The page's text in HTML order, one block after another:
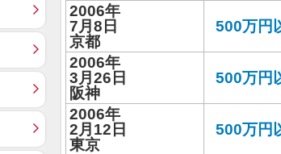
2006年
7月8日
京都
500万円
2006年
3月26日
阪神
500万円
2006年
2月12日
東京
500万円